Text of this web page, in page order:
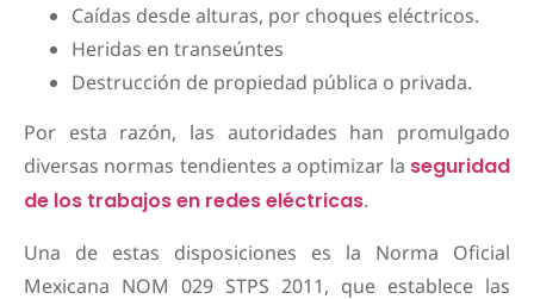
Caídas desde alturas, por choques eléctricos.
Heridas en transeúntes
Destrucción de propiedad pública o privada.
Por esta razón, las autoridades han promulgado
diversas normas tendientes a optimizar la seguridad
de los trabajos en redes eléctricas.
Una de estas disposiciones es la Norma Oficial
Mexicana NOM 029 STPS 2011, que establece las